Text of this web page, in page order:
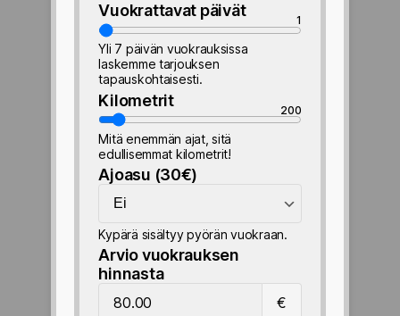
Vuokrattavat päivät
V
u
o
k
r
a
t
t
a
p
ä
i
1
Yli 7 päivän vuokrauksissa
laskemme tarjouksen
tapauskohtaisesti.
Kilometrit
K
i
l
o
m
r
i
t
200
Mitä enemmän ajat, sitä
edullisemmat kilometrit!
Ajoasu (30€)
o
a
s
u
Kypärä sisältyy pyörän vuokraan.
Arvio vuokrauksen
hinnasta
€